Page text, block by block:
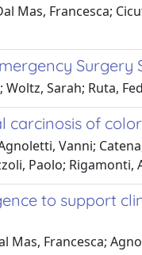
Mas, Francesca;
Surgery
Sarah; Ruta,
of
Vanni;
Paolo;
to support
Mas, Francesca;